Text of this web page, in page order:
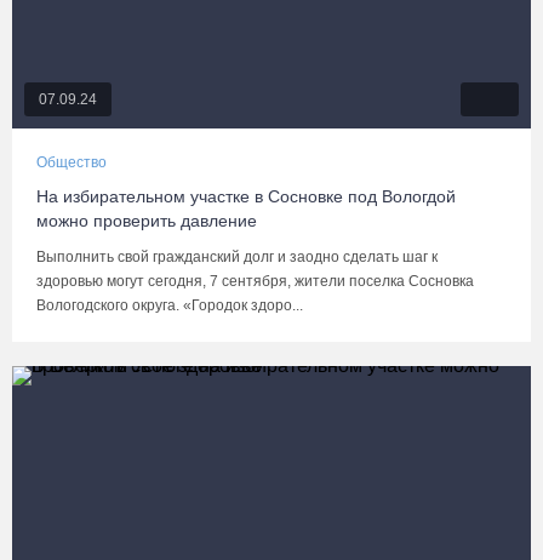
07.09.24
Общество
На избирательном участке в Сосновке под Вологдой
можно проверить давление
Выполнить свой гражданский долг и заодно сделать шаг к
здоровью могут сегодня, 7 сентября, жители поселка Сосновка
Вологодского округа. «Городок здоро...